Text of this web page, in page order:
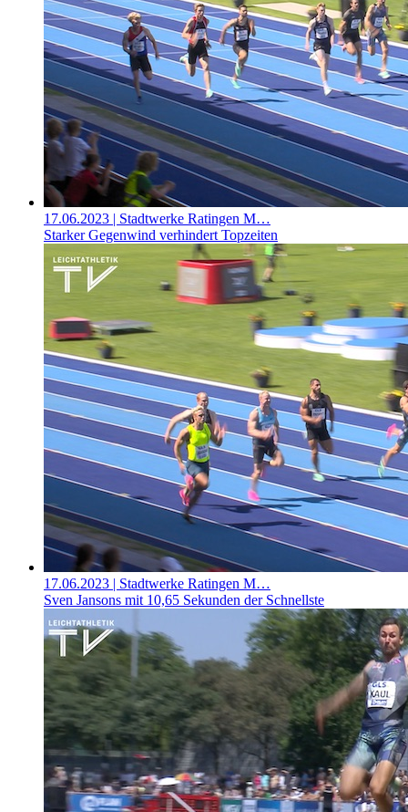
17.06.2023 | Stadtwerke Ratingen M…
Starker Gegenwind verhindert Topzeiten
17.06.2023 | Stadtwerke Ratingen M…
Sven Jansons mit 10,65 Sekunden der Schnellste